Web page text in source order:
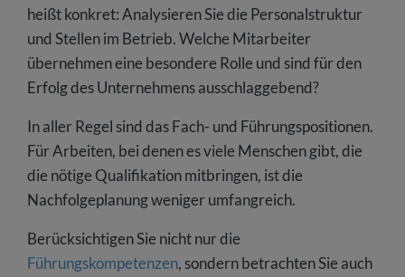
heißt konkret: Analysieren Sie die Personalstruktur
und Stellen im Betrieb. Welche Mitarbeiter
übernehmen eine besondere Rolle und sind für den
Erfolg des Unternehmens ausschlaggebend?
In aller Regel sind das Fach- und Führungspositionen.
Für Arbeiten, bei denen es viele Menschen gibt, die
die nötige Qualifikation mitbringen, ist die
Nachfolgeplanung weniger umfangreich.
Berücksichtigen Sie nicht nur die
Führungskompetenzen, sondern betrachten Sie auch